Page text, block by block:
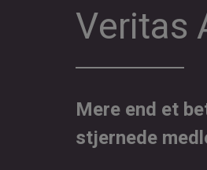
Veritas
Mere end et
stjernede